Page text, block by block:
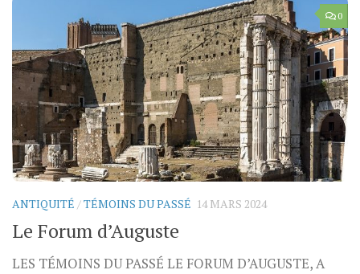
0
ANTIQUITÉ /TÉMOINS DU PASSÉ 14 MARS 2024
Le Forum d’Auguste
LES TÉMOINS DU PASSÉ LE FORUM D’AUGUSTE, A